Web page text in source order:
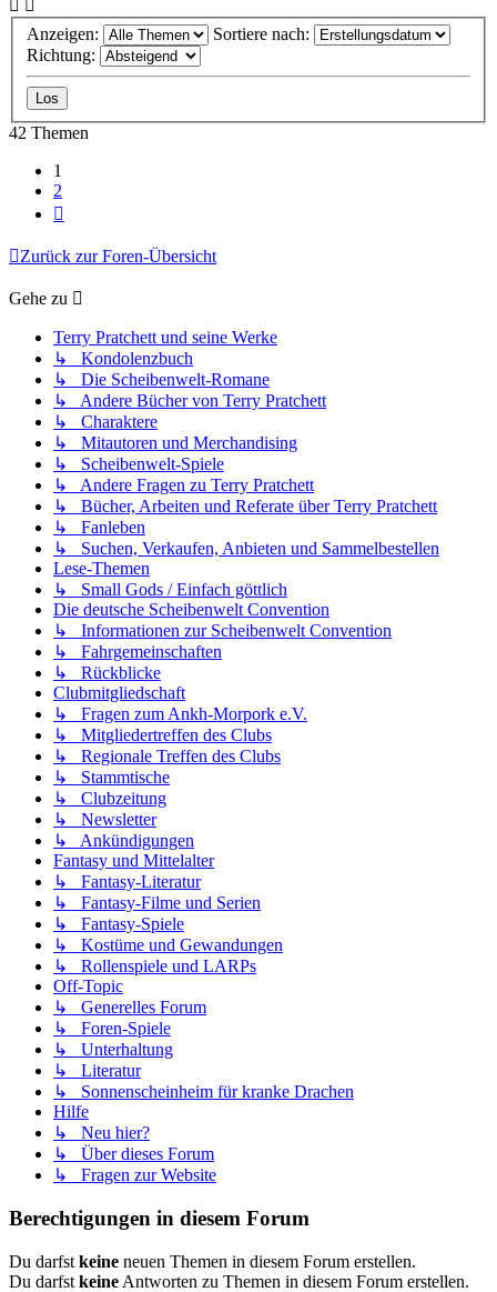
Anzeigen:
Sortiere nach:
Richtung:
42 Themen
1
2
Zurück zur Foren-Übersicht
Gehe zu
Terry Pratchett und seine Werke
↳ Kondolenzbuch
↳ Die Scheibenwelt-Romane
↳ Andere Bücher von Terry Pratchett
↳ Charaktere
↳ Mitautoren und Merchandising
↳ Scheibenwelt-Spiele
↳ Andere Fragen zu Terry Pratchett
↳ Bücher, Arbeiten und Referate über Terry Pratchett
↳ Fanleben
↳ Suchen, Verkaufen, Anbieten und Sammelbestellen
Lese-Themen
↳ Small Gods / Einfach göttlich
Die deutsche Scheibenwelt Convention
↳ Informationen zur Scheibenwelt Convention
↳ Fahrgemeinschaften
↳ Rückblicke
Clubmitgliedschaft
↳ Fragen zum Ankh-Morpork e.V.
↳ Mitgliedertreffen des Clubs
↳ Regionale Treffen des Clubs
↳ Stammtische
↳ Clubzeitung
↳ Newsletter
↳ Ankündigungen
Fantasy und Mittelalter
↳ Fantasy-Literatur
↳ Fantasy-Filme und Serien
↳ Fantasy-Spiele
↳ Kostüme und Gewandungen
↳ Rollenspiele und LARPs
Off-Topic
↳ Generelles Forum
↳ Foren-Spiele
↳ Unterhaltung
↳ Literatur
↳ Sonnenscheinheim für kranke Drachen
Hilfe
↳ Neu hier?
↳ Über dieses Forum
↳ Fragen zur Website
Berechtigungen in diesem Forum
Du darfst keine neuen Themen in diesem Forum erstellen.
Du darfst keine Antworten zu Themen in diesem Forum erstellen.